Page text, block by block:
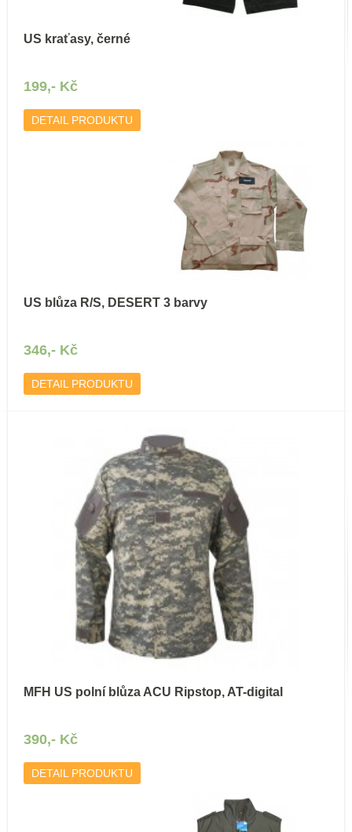
US kraťasy, černé
199,- Kč
DETAIL PRODUKTU
US blůza R/S, DESERT 3 barvy
346,- Kč
DETAIL PRODUKTU
MFH US polní blůza ACU Ripstop, AT-digital
390,- Kč
DETAIL PRODUKTU